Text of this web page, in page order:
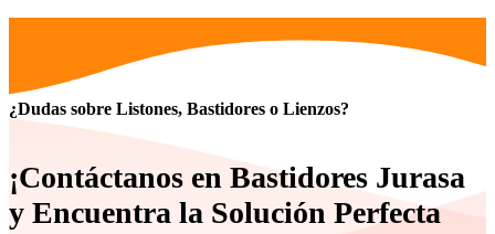
¿Dudas sobre Listones, Bastidores o Lienzos?
¡Contáctanos en Bastidores Jurasa
y Encuentra la Solución Perfecta